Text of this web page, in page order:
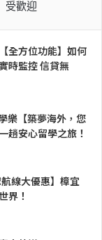
受歡迎
全方位功能】如何
時監控 信貸無
樂【築夢海外，您
趟安心留學之旅！
線大優惠】樟宜
界！